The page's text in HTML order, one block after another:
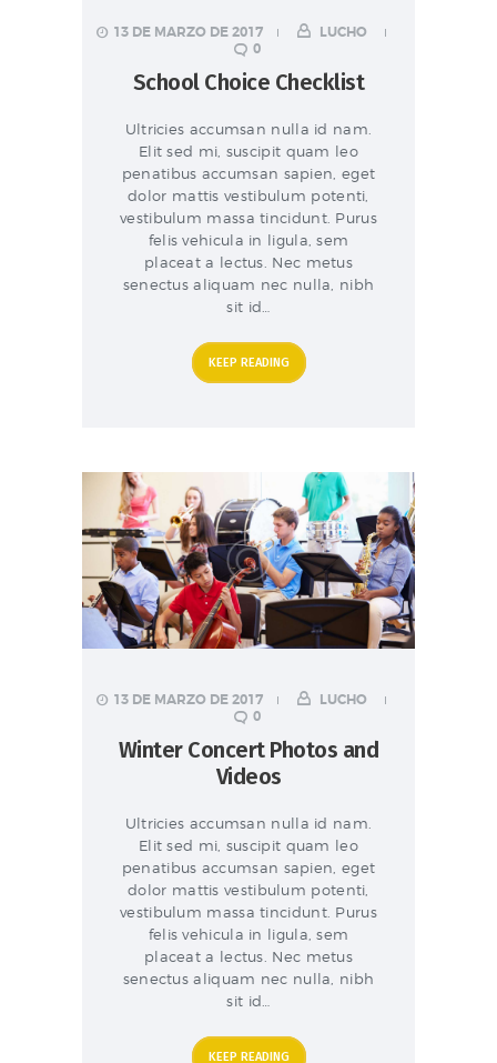
13 DE MARZO DE 2017
LUCHO
0
School Choice Checklist
Ultricies accumsan nulla id nam.
Elit sed mi, suscipit quam leo
penatibus accumsan sapien, eget
dolor mattis vestibulum potenti,
vestibulum massa tincidunt. Purus
felis vehicula in ligula, sem
placeat a lectus. Nec metus
senectus aliquam nec nulla, nibh
sit id…
KEEP READING
13 DE MARZO DE 2017
LUCHO
0
Winter Concert Photos and
Videos
Ultricies accumsan nulla id nam.
Elit sed mi, suscipit quam leo
penatibus accumsan sapien, eget
dolor mattis vestibulum potenti,
vestibulum massa tincidunt. Purus
felis vehicula in ligula, sem
placeat a lectus. Nec metus
senectus aliquam nec nulla, nibh
sit id…
KEEP READING